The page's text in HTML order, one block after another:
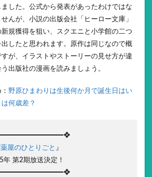
した。公式から発表があったわけではな
んが、小説の出版会社「ヒーロー文庫」
規獲得を狙い、スクエニと小学館の二つ
したと思われます。原作は同じなので概
が、イラストやストーリーの見せ方が違
出版社の漫画を読みましょう。
野原ひまわりは生後何か月で誕生日はい
何歳差？
屋のひとりごと 』
第2期放送決定！